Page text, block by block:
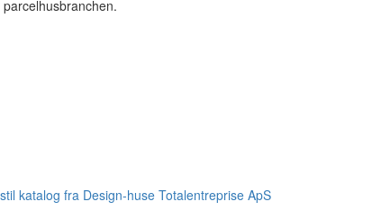
katalog fra Design-huse Totalentreprise ApS